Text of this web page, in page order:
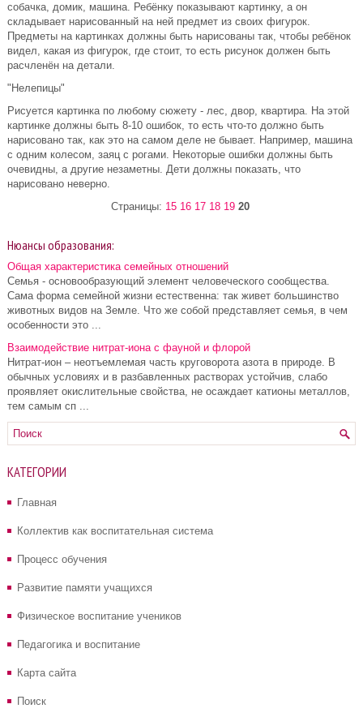
собачка, домик, машина. Ребёнку показывают картинку, а он
складывает нарисованный на ней предмет из своих фигурок.
Предметы на картинках должны быть нарисованы так, чтобы ребёнок
видел, какая из фигурок, где стоит, то есть рисунок должен быть
расчленён на детали.
"Нелепицы"
Рисуется картинка по любому сюжету - лес, двор, квартира. На этой
картинке должны быть 8-10 ошибок, то есть что-то должно быть
нарисовано так, как это на самом деле не бывает. Например, машина
с одним колесом, заяц с рогами. Некоторые ошибки должны быть
очевидны, а другие незаметны. Дети должны показать, что
нарисовано неверно.
Страницы: 15 16 17 18 19 20
Нюансы образования:
Общая характеристика семейных отношений
Семья - основообразующий элемент человеческого сообщества.
Сама форма семейной жизни естественна: так живет большинство
животных видов на Земле. Что же собой представляет семья, в чем
особенности это ...
Взаимодействие нитрат-иона с фауной и флорой
Нитрат-ион – неотъемлемая часть круговорота азота в природе. В
обычных условиях и в разбавленных растворах устойчив, слабо
проявляет окислительные свойства, не осаждает катионы металлов,
тем самым сп ...
КАТЕГОРИИ
Главная
Коллектив как воспитательная система
Процесс обучения
Развитие памяти учащихся
Физическое воспитание учеников
Педагогика и воспитание
Карта сайта
Поиск